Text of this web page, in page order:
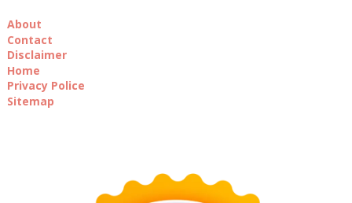
About
Contact
Disclaimer
Home
Privacy Police
Sitemap